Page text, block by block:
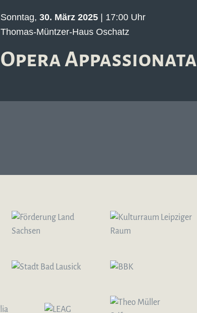
Sonntag, 30. März 2025| 17:00 Uhr
Thomas-Müntzer-Haus Oschatz
Opera Appassionata